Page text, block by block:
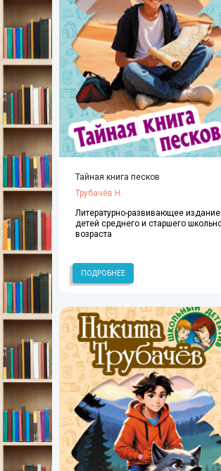
Тайная книга песков
Трубачёв Н.
Литературно-развивающее
детей среднего и старшего
возраста
ПОДРОБНЕЕ